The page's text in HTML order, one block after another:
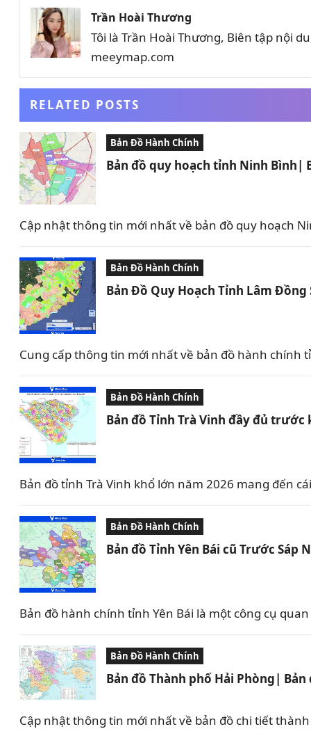
Trần Hoài Thương
Tôi là Trần Hoài Thương, Biên tập nội
meeymap.com
RELATED POSTS
Bản Đồ Hành Chính
Bản đồ quy hoạch tỉnh Ninh Bình|
Cập nhật thông tin mới nhất về bản đồ quy hoạch
Bản Đồ Hành Chính
Bản Đồ Quy Hoạch Tỉnh Lâm Đồng
Cung cấp thông tin mới nhất về bản đồ hành
Bản Đồ Hành Chính
Bản đồ Tỉnh Trà Vinh đầy đủ trước
Bản đồ tỉnh Trà Vinh khổ lớn năm 2026 mang đến
Bản Đồ Hành Chính
Bản đồ Tỉnh Yên Bái cũ Trước Sáp
Bản đồ hành chính tỉnh Yên Bái là một công cụ
Bản Đồ Hành Chính
Bản đồ Thành phố Hải Phòng|
Cập nhật thông tin mới nhất về bản đồ chi tiết